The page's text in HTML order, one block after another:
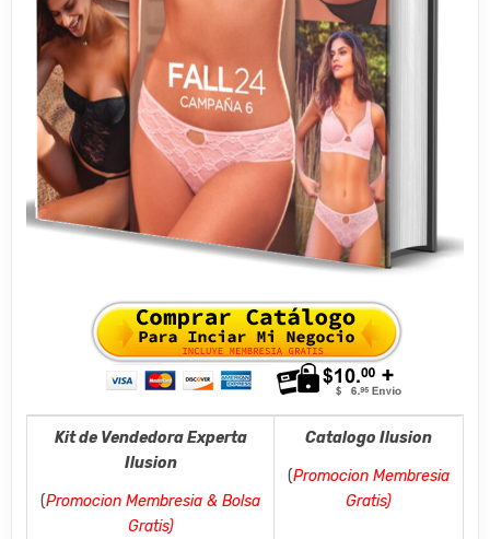
Kit de Vendedora Experta
Ilusion
(Promocion Membresia & Bolsa
Gratis)
Catalogo Ilusion
(Promocion Membresia
Gratis)